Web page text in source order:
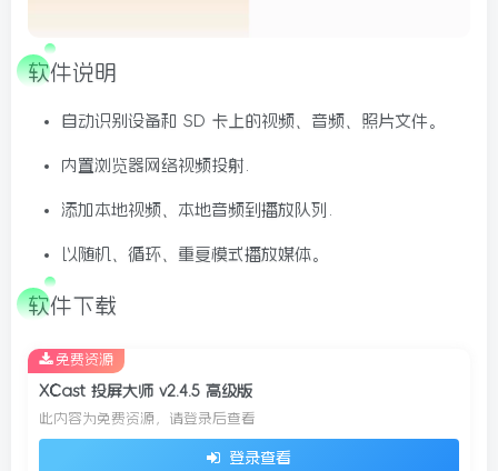
软件说明
自动识别设备和 SD 卡上的视频、音频、照片文件。
内置浏览器网络视频投射.
添加本地视频、本地音频到播放队列.
以随机、循环、重复模式播放媒体。
软件下载
XCast 投屏大师 v2.4.5 高级版
此内容为免费资源，请登录后查看
登录查看
免费资源